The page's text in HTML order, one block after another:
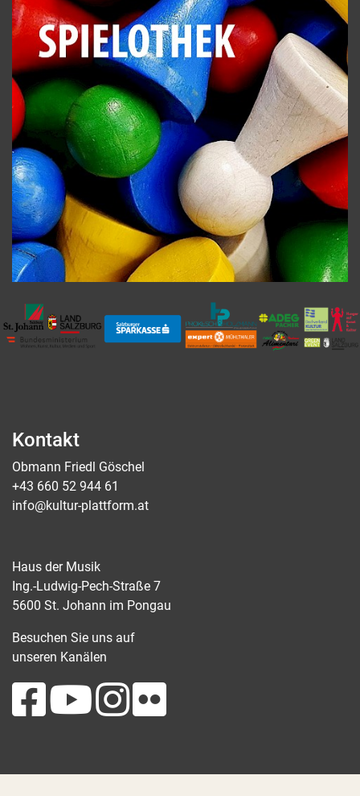
Kontakt
Obmann Friedl Göschel
+43 660 52 944 61
info@kultur-plattform.at
Haus der Musik
Ing.-Ludwig-Pech-Straße 7
5600 St. Johann im Pongau
Besuchen Sie uns auf
unseren Kanälen